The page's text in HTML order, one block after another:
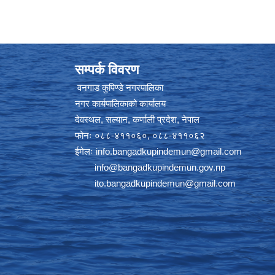
सम्पर्क विवरण
वनगाड कुपिण्डे नगरपालिका
नगर कार्यपालिकाको कार्यालय
देवस्थल, सल्यान, कर्णाली प्रदेश, नेपाल
फोनः ०८८-४११०६०, ०८८-४११०६२
ईमेलःinfo.bangadkupindemun@gmail.com
info@bangadkupindemun.gov.np
ito.bangadkupindemun@gmail.com